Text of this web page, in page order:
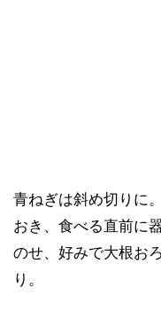
青ねぎは斜め切りに
おき、食べる直前に
のせ、好みで大根お
り。